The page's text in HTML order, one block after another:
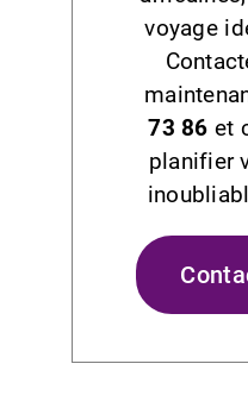
voyage
73 86 et
planifier